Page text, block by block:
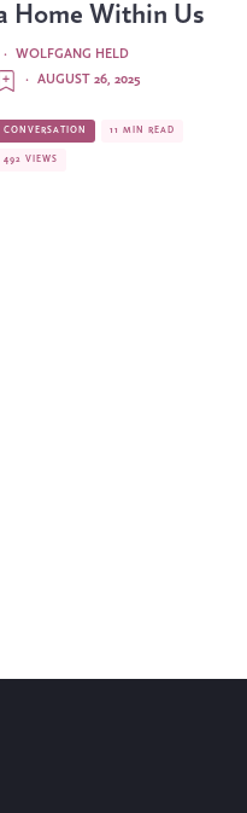
Home Within Us
WOLFGANG HELD
·
AUGUST 26, 2025
·
CONVERSATION 11 MIN READ
492 VIEWS